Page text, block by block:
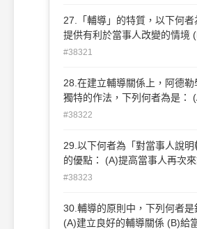
常用到的技巧？ (A)你昨天為什麼沒有來上
學？ (B)你是不是對這位老師有什麼不滿，
27.「輔導」的特質，以下何
提供有利於當事人改變的情境 (B)若有必
要，可以訓誡的方式影響當事人的
輔導是經由面談而進行，但並
都是輔導。
#38321
28.在建立輔導關係上，阿德勒
獨特的作法，下列何者為是： (A)全方位的
了解當事人 (B)進入當事人主觀的內心世界
上皆是。
#38322
29.以下何者為「對當事人說明
的優點： (A)提高當事人再次來談的意願
(B)避免當事人對輔導過程的誤解 (C)維
#38323
30.輔導的原則中，下列何者是
(A)建立良好的輔導關係 (B)給當事人勸告、